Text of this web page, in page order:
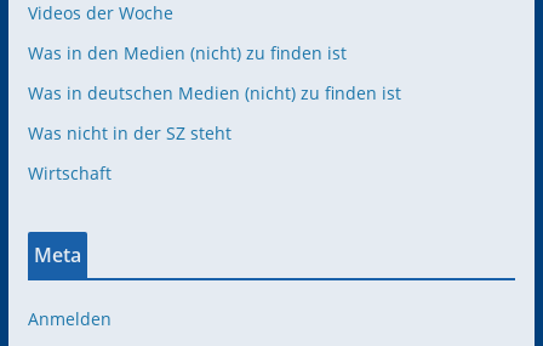
Videos der Woche
Was in den Medien (nicht) zu finden ist
Was in deutschen Medien (nicht) zu finden ist
Was nicht in der SZ steht
Wirtschaft
Meta
Anmelden